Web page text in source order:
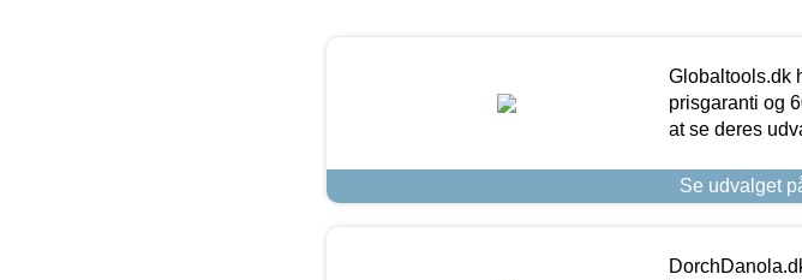
Globaltools.dk
prisgaranti og
at se deres
Se udvalget